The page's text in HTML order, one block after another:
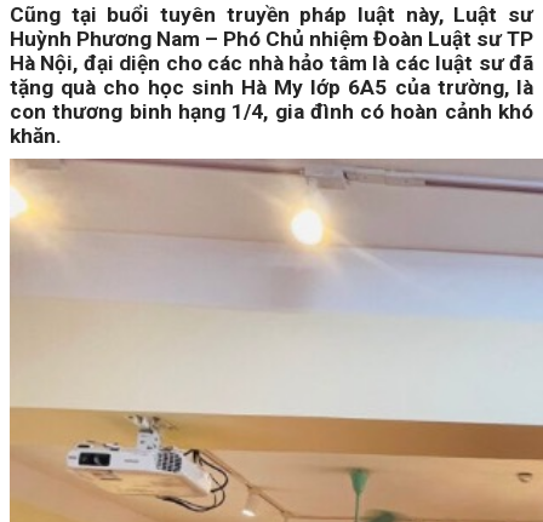
Cũng tại buổi tuyên truyền pháp luật này, Luật sư
Huỳnh Phương Nam – Phó Chủ nhiệm Đoàn Luật sư TP
Hà Nội, đại diện cho các nhà hảo tâm là các luật sư đã
tặng quà cho học sinh Hà My lớp 6A5 của trường, là
con thương binh hạng 1/4, gia đình có hoàn cảnh khó
khăn.